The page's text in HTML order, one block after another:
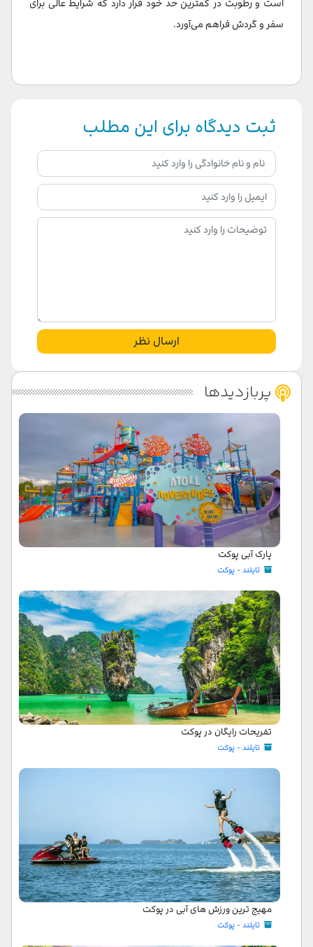
سفر و گردش فراهم می‌آورد.
ثبت دیدگاه برای این مطلب
ارسال نظر
پربازدیدها
پارک آبی پوکت
تایلند - پوکت
تفریحات رایگان در پوکت
تایلند - پوکت
مهیج ترین ورزش های آبی در پوکت
تایلند - پوکت